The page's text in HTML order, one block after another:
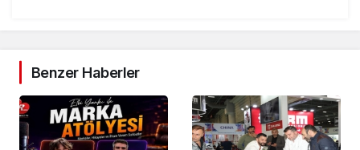
Benzer Haberler